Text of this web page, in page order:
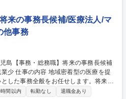
来の事務長候補/医療法人/マ
他事務
医療を提
した事務全般をお任せします。将来の
じてステップアップが可能な環境で
間以内 転勤なし 退職金あり